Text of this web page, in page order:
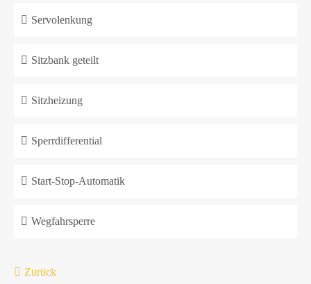
Servolenkung
Sitzbank geteilt
Sitzheizung
Sperrdifferential
Start-Stop-Automatik
Wegfahrsperre
Zurück